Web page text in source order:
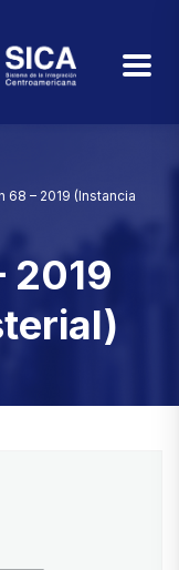
68 – 2019 (Instancia
2019